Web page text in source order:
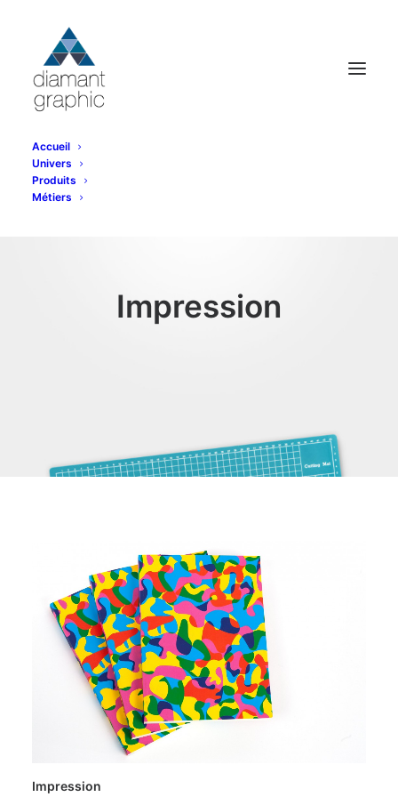
Accueil
Univers
Produits
Métiers
Impression
Impression